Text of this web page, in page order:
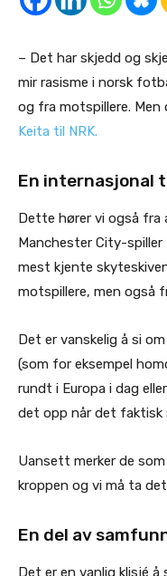
– Det har skjedd og
mir rasisme i norsk
og fra motspillere.
Keita til NRK.
En internasjonal
Dette hører vi også fra
Manchester City-
mest kjente
motspillere, men også
Det er vanskelig å si
(som for eksempel
rundt i Europa i dag
det opp når det faktisk
Uansett merker de
kroppen og vi må ta
En del av
Det er en vanlig klisjé